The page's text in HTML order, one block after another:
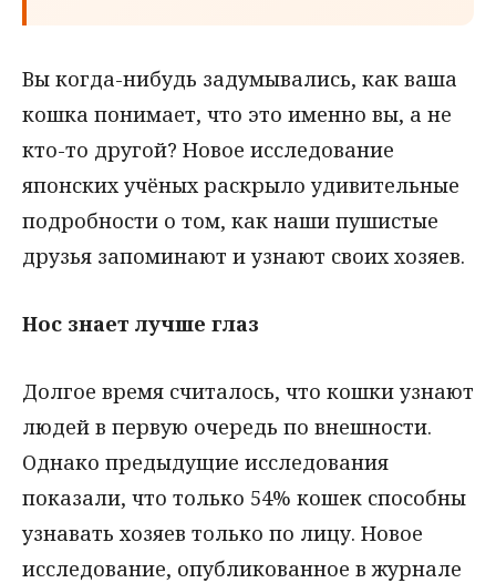
Вы когда-нибудь задумывались, как ваша
кошка понимает, что это именно вы, а не
кто-то другой? Новое исследование
японских учёных раскрыло удивительные
подробности о том, как наши пушистые
друзья запоминают и узнают своих хозяев.
Нос знает лучше глаз
Долгое время считалось, что кошки узнают
людей в первую очередь по внешности.
Однако предыдущие исследования
показали, что только 54% кошек способны
узнавать хозяев только по лицу. Новое
исследование, опубликованное в журнале